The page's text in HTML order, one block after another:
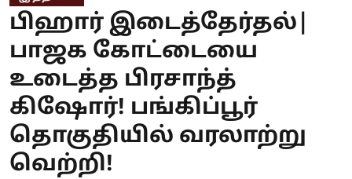
பிஹார் இடைத்தேர்தல்|
பாஜக கோட்டையை
உடைத்த பிரசாந்த்
கிஷோர்! பங்கிப்பூர்
தொகுதியில் வரலாற்று
வெற்றி!